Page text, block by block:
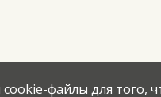
файлы для того,